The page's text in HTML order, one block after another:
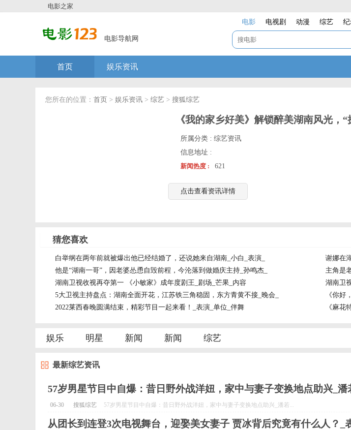
电影之家
电影导航网
电影 电视剧 动漫 综艺
首页 娱乐资讯
您所在的位置： 首页 > 娱乐资讯 > 综艺 > 搜狐综艺
《我的家乡好美》解锁醉美湖南风光，
所属分类 : 综艺资讯
信息地址 :
新闻热度 :
621
点击查看资讯详情
猜您喜欢
白举纲在两年前就被爆出他已经结婚了，还说她来自湖南_小白_表演_
谢娜在
他是“湖南一哥”，因老婆怂恿自毁前程，今沦落到做婚庆主持_孙鸣杰_
主角是
湖南卫视收视再夺第一 《小敏家》成年度剧王_剧场_芒果_内容
湖南卫
5大卫视主持盘点：湖南全面开花，江苏铁三角稳固，东方青黄不接_晚会_
《你好
2022莱西春晚圆满结束，精彩节目一起来看！_表演_单位_伴舞
《麻花
娱乐 明星 新闻 新闻 综艺
最新综艺资讯
57岁男星节目中自爆：昔日野外战洋妞，家中与妻子变换地点助兴_潘
06-30 搜狐综艺 57岁男星节目中自爆：昔日野外战洋妞，家中与妻子变换地点助兴_潘若...
从团长到连登3次电视舞台，迎娶美女妻子 贾冰背后究竟有什么人？_